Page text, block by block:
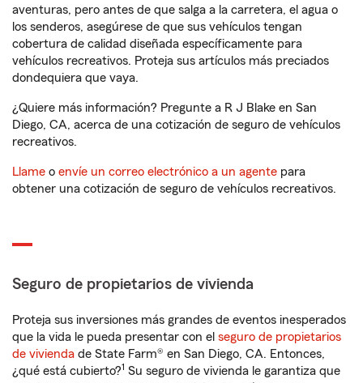
aventuras, pero antes de que salga a la carretera, el agua o
los senderos, asegúrese de que sus vehículos tengan
cobertura de calidad diseñada específicamente para
vehículos recreativos. Proteja sus artículos más preciados
dondequiera que vaya.
¿Quiere más información? Pregunte a R J Blake en San
Diego, CA, acerca de una cotización de seguro de vehículos
recreativos.
Llame o envíe un correo electrónico a un agente para
obtener una cotización de seguro de vehículos recreativos.
Seguro de propietarios de vivienda
Proteja sus inversiones más grandes de eventos inesperados
que la vida le pueda presentar con el seguro de propietarios
de vivienda de State Farm® en San Diego, CA. Entonces,
¿qué está cubierto?1 Su seguro de vivienda le garantiza que